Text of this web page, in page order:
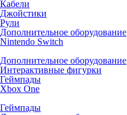
Кабели
Джойстики
Рули
Дополнительное оборудование
Nintendo Switch
Дополнительное оборудование
Интерактивные фигурки
Геймпады
Xbox One
Геймпады